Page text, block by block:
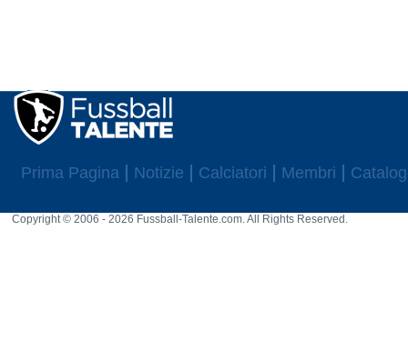
Prima Pagina Notizie Calciatori Membri
Copyright © 2006 - 2026 Fussball-Talente.com. All Rights Reserved.